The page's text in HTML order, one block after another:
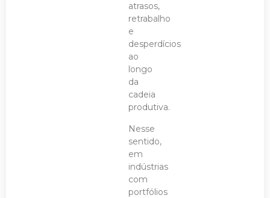
atrasos,
retrabalho
e
desperdícios
ao
longo
da
cadeia
produtiva.
Nesse
sentido,
em
indústrias
com
portfólios